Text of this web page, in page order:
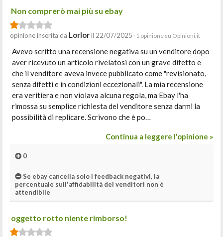
Non comprerò mai più su ebay
opinione inserita da Lorloril 22/07/2025 · 1 opinione su Opinioni.it
Avevo scritto una recensione negativa su un venditore dopo
aver ricevuto un articolo rivelatosi con un grave difetto e
che il venditore aveva invece pubblicato come "revisionato,
senza difetti e in condizioni eccezionali". La mia recensione
era veritiera e non violava alcuna regola, ma Ebay l'ha
rimossa su semplice richiesta del venditore senza darmi la
possibilità di replicare. Scrivono che è po…
Continua a leggere l'opinione »
0
Se ebay cancella solo i feedback negativi, la
percentuale sull'affidabilità dei venditori non è
attendibile
oggetto rotto niente rimborso!